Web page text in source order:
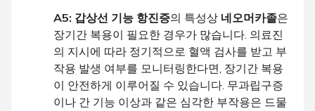
A5: 갑상선 기능 항진증의 특성상 네오머카졸은
장기간 복용이 필요한 경우가 많습니다. 의료진
의 지시에 따라 정기적으로 혈액 검사를 받고 부
작용 발생 여부를 모니터링한다면, 장기간 복용
이 안전하게 이루어질 수 있습니다. 무과립구증
이나 간 기능 이상과 같은 심각한 부작용은 드물